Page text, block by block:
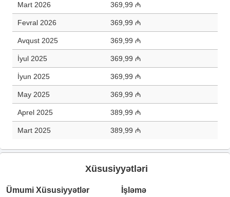
Mart 2026 369,99 ₼
Fevral 2026 369,99 ₼
Avqust 2025 369,99 ₼
İyul 2025 369,99 ₼
İyun 2025 369,99 ₼
May 2025 369,99 ₼
Aprel 2025 389,99 ₼
Mart 2025 389,99 ₼
Xüsusiyyətləri
Ümumi Xüsusiyyətlər İşləmə